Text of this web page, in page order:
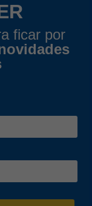
ficar por